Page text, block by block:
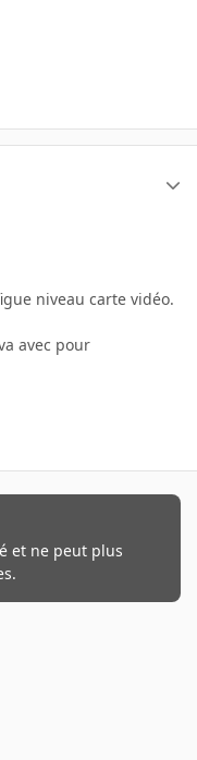
niveau carte vidéo.
avec pour
et ne peut plus